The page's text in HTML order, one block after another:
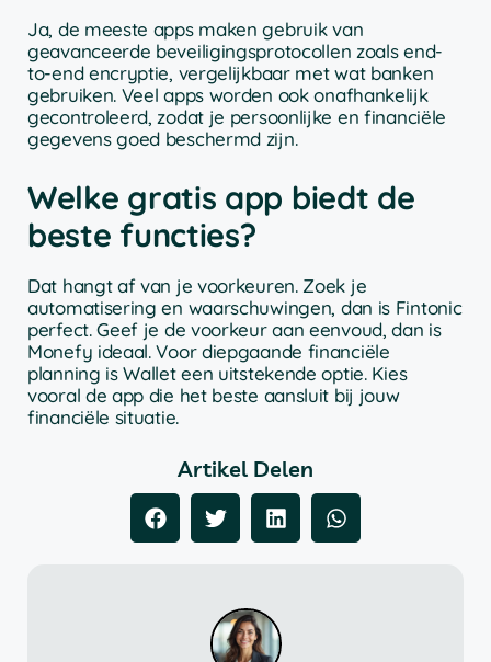
Ja, de meeste apps maken gebruik van
geavanceerde beveiligingsprotocollen zoals end-
to-end encryptie, vergelijkbaar met wat banken
gebruiken. Veel apps worden ook onafhankelijk
gecontroleerd, zodat je persoonlijke en financiële
gegevens goed beschermd zijn.
Welke gratis app biedt de
beste functies?
Dat hangt af van je voorkeuren. Zoek je
automatisering en waarschuwingen, dan is Fintonic
perfect. Geef je de voorkeur aan eenvoud, dan is
Monefy ideaal. Voor diepgaande financiële
planning is Wallet een uitstekende optie. Kies
vooral de app die het beste aansluit bij jouw
financiële situatie.
Artikel Delen